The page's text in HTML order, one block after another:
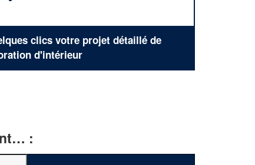
clics votre projet détaillé de
d'intérieur
: